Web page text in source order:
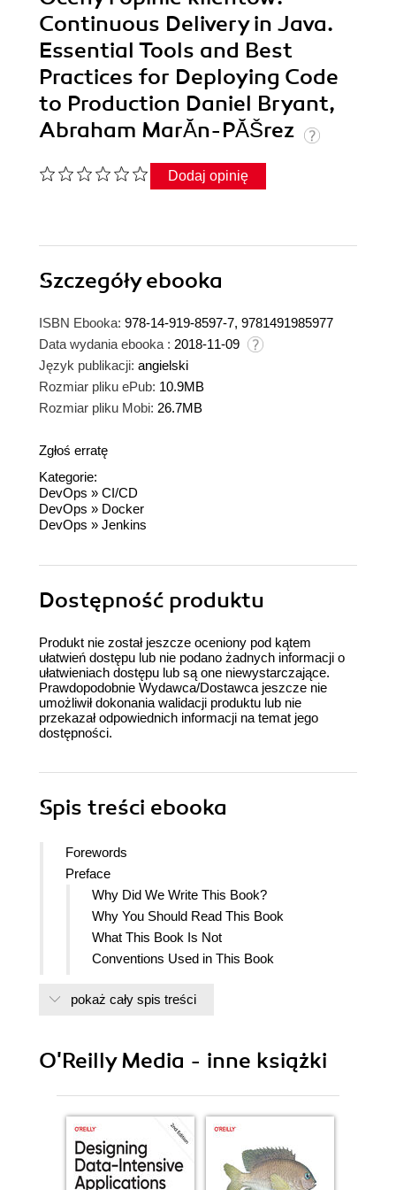
Continuous Delivery in Java.
Essential Tools and Best
Practices for Deploying Code
to Production Daniel Bryant,
Abraham MarĂ­n-PĂŠrez
Dodaj opinię
Szczegółyebooka
ISBN Ebooka: 978-14-919-8597-7, 9781491985977
Data wydania ebooka : 2018-11-09
Język publikacji: angielski
Rozmiar pliku ePub: 10.9MB
Rozmiar pliku Mobi: 26.7MB
Zgłoś erratę
Kategorie:
DevOps » CI/CD
DevOps » Docker
DevOps » Jenkins
Dostępność produktu
Produkt nie został jeszcze oceniony pod kątem
ułatwień dostępu lub nie podano żadnych informacji o
ułatwieniach dostępu lub są one niewystarczające.
Prawdopodobnie Wydawca/Dostawca jeszcze nie
umożliwił dokonania walidacji produktu lub nie
przekazał odpowiednich informacji na temat jego
dostępności.
Spis treści ebooka
Forewords
Preface
Why Did We Write This Book?
Why You Should Read This Book
What This Book Is Not
Conventions Used in This Book
OReilly Safari
1. Continuous Delivery: Why and What
Rapid Feedback Reduces Context
Switching
Automatic, Repeatable, and Reliable
pokaż cały spis treści
O'Reilly Media - inne książki